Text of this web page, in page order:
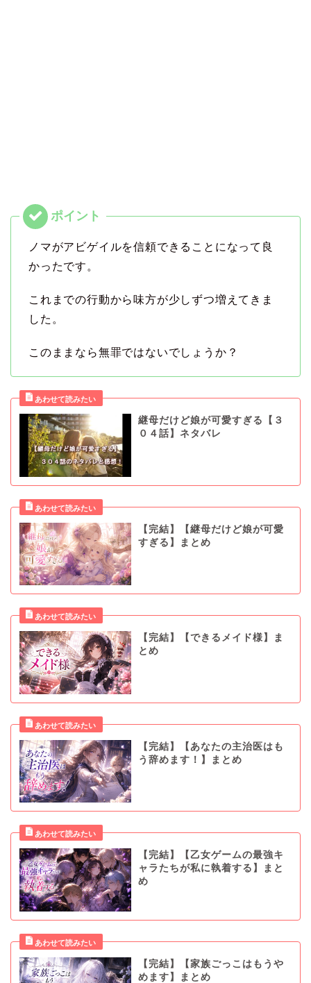
ノマがアビゲイルを信頼できることになって良
かったです。
これまでの行動から味方が少しずつ増えてきま
した。
このままなら無罪ではないでしょうか？
継母だけど娘が可愛すぎる【３
０４話】ネタバレ
【完結】【継母だけど娘が可愛
すぎる】まとめ
【完結】【できるメイド様】ま
とめ
【完結】【あなたの主治医はも
う辞めます！】まとめ
【完結】【乙女ゲームの最強キ
ャラたちが私に執着する】まと
め
【完結】【家族ごっこはもうや
めます】まとめ